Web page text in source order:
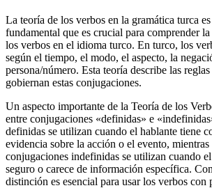
La teoría de los verbos en la gramática turca
fundamental que es crucial para comprender
los verbos en el idioma turco. En turco, los
según el tiempo, el modo, el aspecto, la
persona/número. Esta teoría describe las
gobiernan estas conjugaciones.
Un aspecto importante de la Teoría de los
entre conjugaciones «definidas» e
definidas se utilizan cuando el hablante tiene
evidencia sobre la acción o el evento, mientras
conjugaciones indefinidas se utilizan cuando
seguro o carece de información específica.
distinción es esencial para usar los verbos con